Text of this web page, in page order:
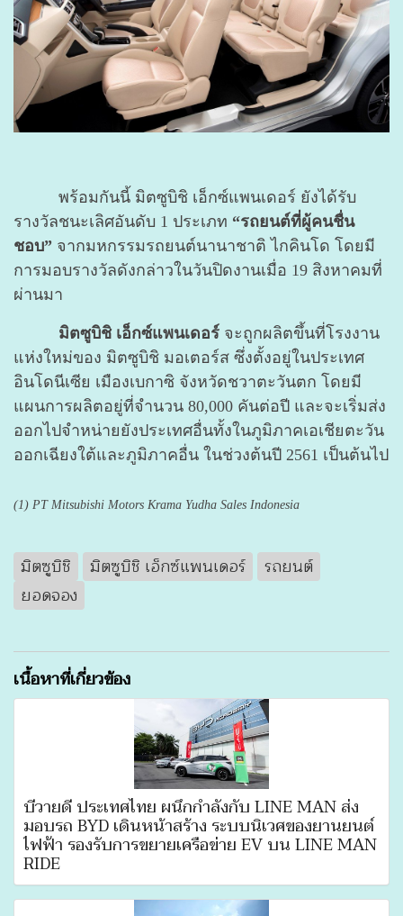
พร้อมกันนี้ มิตซูบิชิ เอ็กซ์แพนเดอร์ ยังได้รับ
รางวัลชนะเลิศอันดับ 1 ประเภท “รถยนต์ที่ผู้คนชื่น
ชอบ” จากมหกรรมรถยนต์นานาชาติ ไกคินโด โดยมี
การมอบรางวัลดังกล่าวในวันปิดงานเมื่อ 19 สิงหาคมที่
ผ่านมา
มิตซูบิชิ เอ็กซ์แพนเดอร์ จะถูกผลิตขึ้นที่โรงงาน
แห่งใหม่ของ มิตซูบิชิ มอเตอร์ส ซึ่งตั้งอยู่ในประเทศ
อินโดนีเซีย เมืองเบกาซิ จังหวัดชวาตะวันตก โดยมี
แผนการผลิตอยู่ที่จำนวน 80,000 คันต่อปี และจะเริ่มส่ง
ออกไปจำหน่ายยังประเทศอื่นทั้งในภูมิภาคเอเชียตะวัน
ออกเฉียงใต้และภูมิภาคอื่น ในช่วงต้นปี 2561 เป็นต้นไป
(1) PT Mitsubishi Motors Krama Yudha Sales Indonesia
มิตซูบิชิ มิตซูบิชิ เอ็กซ์แพนเดอร์
รถยนต์
ยอดจอง
เนื้อหาที่เกี่ยวข้อง
บีวายดี ประเทศไทย ผนึกกำลังกับ LINE MAN ส่ง
มอบรถ BYD เดินหน้าสร้าง ระบบนิเวศของยานยนต์
ไฟฟ้า รองรับการขยายเครือข่าย EV บน LINE MAN
RIDE